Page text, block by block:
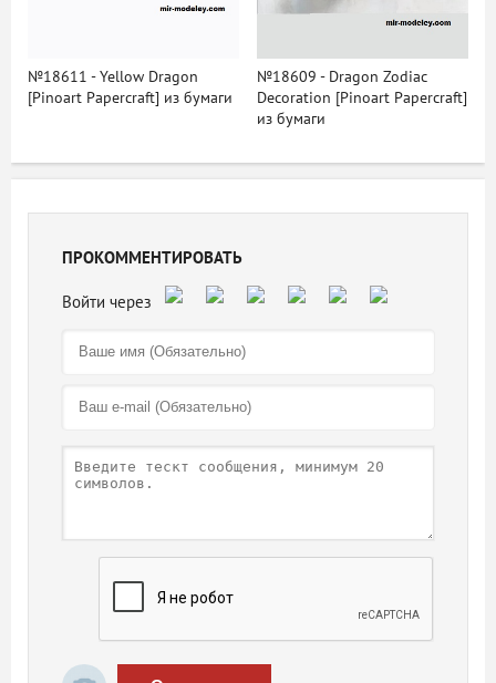
№18611 - Yellow Dragon
[Pinoart Papercraft] из бумаги
№18609 - Dragon Zodiac
Decoration [Pinoart Papercraft]
из бумаги
ПРОКОММЕНТИРОВАТЬ